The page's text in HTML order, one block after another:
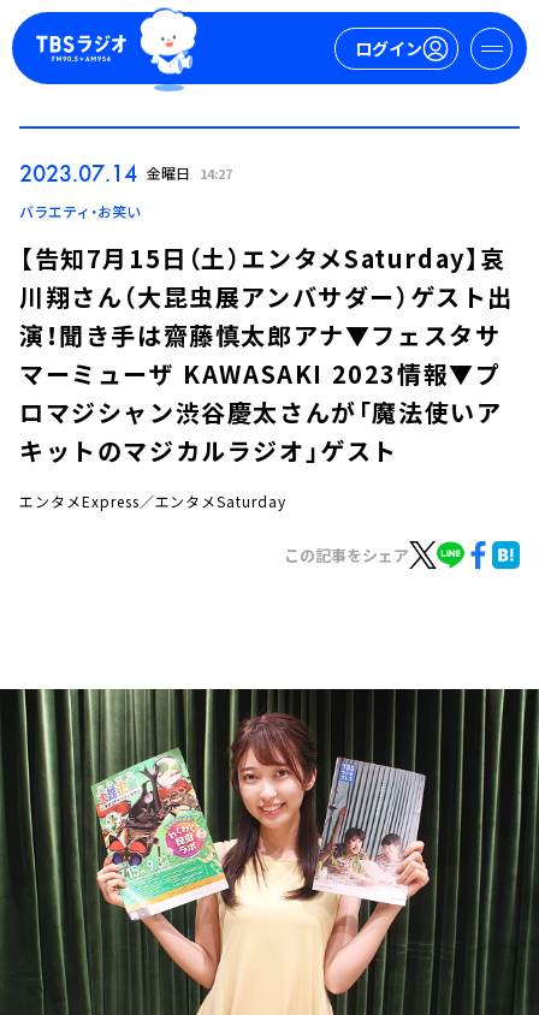
ログイン
ログイン
今日の番組表
週間番組表
トピックス
2023.07.14 金曜日 14:27
バラエティ・お笑い
【告知7月15日（土）エンタメSaturday】哀
川翔さん（大昆虫展アンバサダー）ゲスト出
演！聞き手は齋藤慎太郎アナ▼フェスタサ
マーミューザ KAWASAKI 2023情報▼プ
ロマジシャン渋谷慶太さんが「魔法使いア
キットのマジカルラジオ」ゲスト
エンタメExpress／エンタメSaturday
この記事をシェア